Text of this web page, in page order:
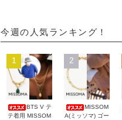
今週の人気ランキング！
1
BTS V テ
テ着用 MISSOM
2
MISSOM
A(ミッソマ) ゴー